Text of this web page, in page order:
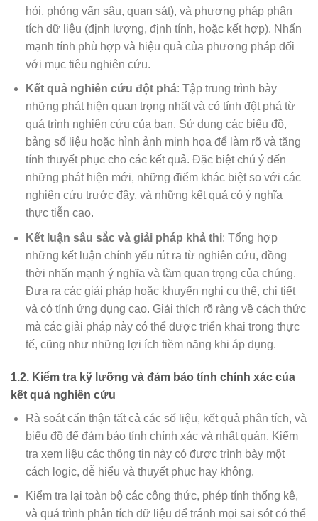
hỏi, phỏng vấn sâu, quan sát), và phương pháp phân
tích dữ liệu (định lượng, định tính, hoặc kết hợp). Nhấn
mạnh tính phù hợp và hiệu quả của phương pháp đối
với mục tiêu nghiên cứu.
Kết quả nghiên cứu đột phá: Tập trung trình bày
những phát hiện quan trọng nhất và có tính đột phá từ
quá trình nghiên cứu của bạn. Sử dụng các biểu đồ,
bảng số liệu hoặc hình ảnh minh họa để làm rõ và tăng
tính thuyết phục cho các kết quả. Đặc biệt chú ý đến
những phát hiện mới, những điểm khác biệt so với các
nghiên cứu trước đây, và những kết quả có ý nghĩa
thực tiễn cao.
Kết luận sâu sắc và giải pháp khả thi: Tổng hợp
những kết luận chính yếu rút ra từ nghiên cứu, đồng
thời nhấn mạnh ý nghĩa và tầm quan trọng của chúng.
Đưa ra các giải pháp hoặc khuyến nghị cụ thể, chi tiết
và có tính ứng dụng cao. Giải thích rõ ràng về cách thức
mà các giải pháp này có thể được triển khai trong thực
tế, cũng như những lợi ích tiềm năng khi áp dụng.
1.2. Kiểm tra kỹ lưỡng và đảm bảo tính chính xác của
kết quả nghiên cứu
Rà soát cẩn thận tất cả các số liệu, kết quả phân tích, và
biểu đồ để đảm bảo tính chính xác và nhất quán. Kiểm
tra xem liệu các thông tin này có được trình bày một
cách logic, dễ hiểu và thuyết phục hay không.
Kiểm tra lại toàn bộ các công thức, phép tính thống kê,
và quá trình phân tích dữ liệu để tránh mọi sai sót có thể